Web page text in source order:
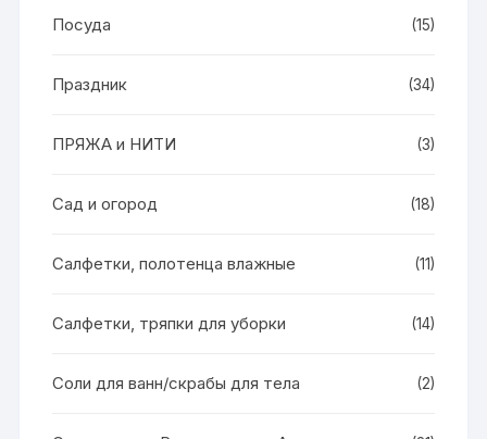
Посуда (15)
Праздник (34)
ПРЯЖА и НИТИ (3)
Сад и огород (18)
Салфетки, полотенца влажные (11)
Салфетки, тряпки для уборки (14)
Соли для ванн/скрабы для тела (2)